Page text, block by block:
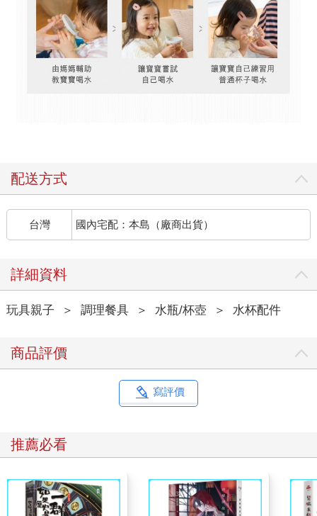
配送方式
台灣 國內宅配：本島（廠商出貨）
詳細資料
玩具親子 ＞ 調理餐具 ＞ 水瓶/杯壺 ＞ 水杯配件
商品評價
寫評價
推薦必看